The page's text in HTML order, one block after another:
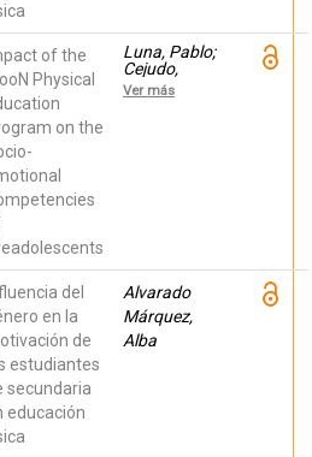
of the
Physical
on the
Luna, Pablo;
Cejudo,
Javier;
Piqueras,
Ver más
del
en la
de
estudiantes
secundaria
educación
Alvarado
Márquez,
Alba